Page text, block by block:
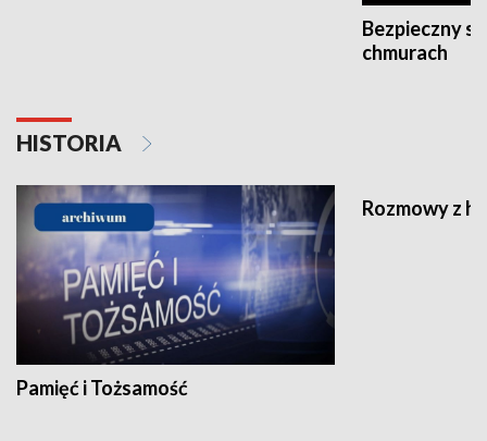
Bezpieczny
chmurach
HISTORIA
Pamięć i Tożsamość
Rozmowy z